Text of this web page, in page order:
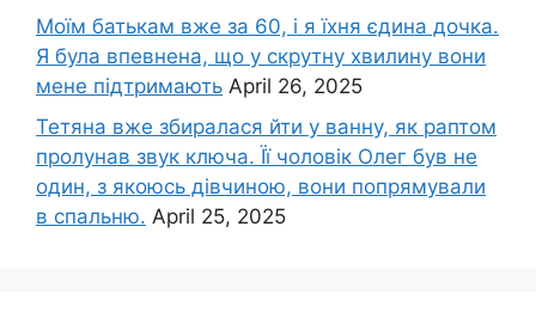
Моїм батькам вже за 60, і я їхня єдина дочка.
Я була впевнена, що у скрутну хвилину вони
мене підтримають April 26, 2025
Тетяна вже збиралася йти у ванну, як раптом
пролунав звук ключа. Її чоловік Олег був не
один, з якоюсь дівчиною, вони попрямували
в спальню. April 25, 2025